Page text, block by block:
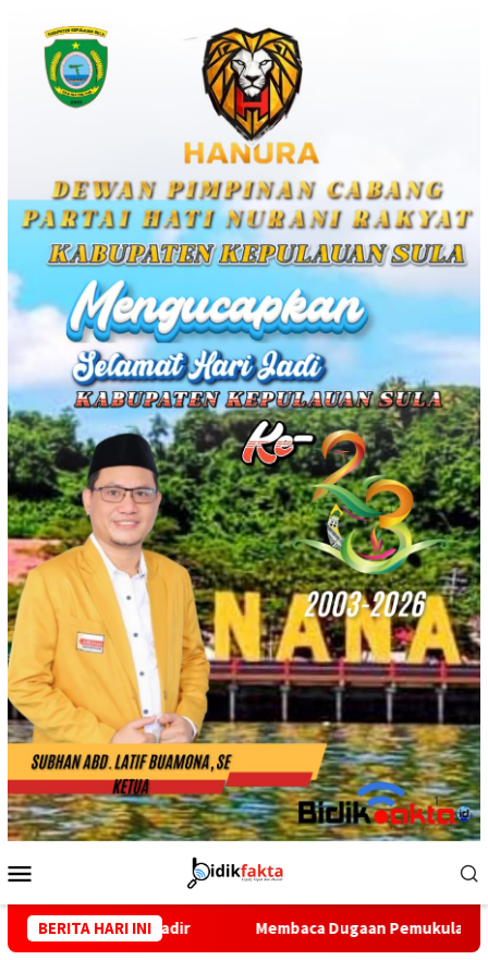
konten
Mobile
BERITA HARI INI
Membaca Dugaan Pemukulan PC IMM Kepulauan Sula. (